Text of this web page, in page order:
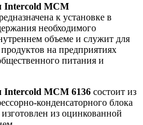
Intercold MCM
к установке в
необходимого
объеме и служит для
на предприятиях
питания и
Intercold MCM 6136 состоит из
конденсаторного блока
из оцинкованной